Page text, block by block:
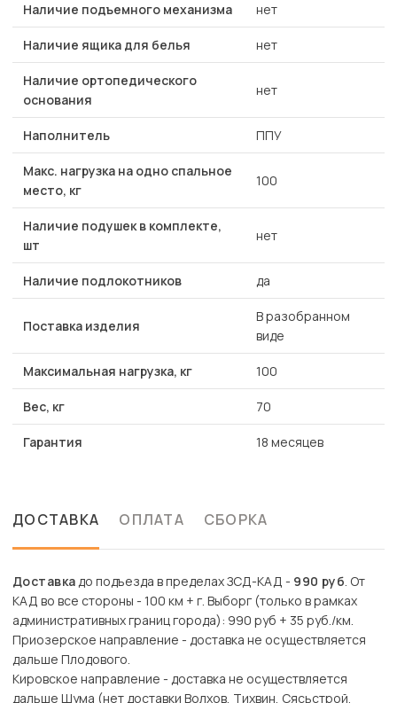
Наличие подъемного механизма нет
Наличие ящика для белья нет
Наличие ортопедического
основания
нет
Наполнитель ППУ
Макс. нагрузка на одно спальное
место, кг
100
Наличие подушек в комплекте,
шт
нет
Наличие подлокотников да
Поставка изделия
В разобранном
виде
Максимальная нагрузка, кг 100
Вес, кг 70
Гарантия 18 месяцев
ДОСТАВКА ОПЛАТА СБОРКА
Доставкадо подъезда в пределах ЗСД-КАД - 990 руб. От
КАД во все стороны - 100 км + г. Выборг (только в рамках
административных границ города): 990 руб + 35 руб./км.
Приозерское направление - доставка не осуществляется
дальше Плодового.
Кировское направление - доставка не осуществляется
дальше Шума (нет доставки Волхов, Тихвин, Сясьстрой,